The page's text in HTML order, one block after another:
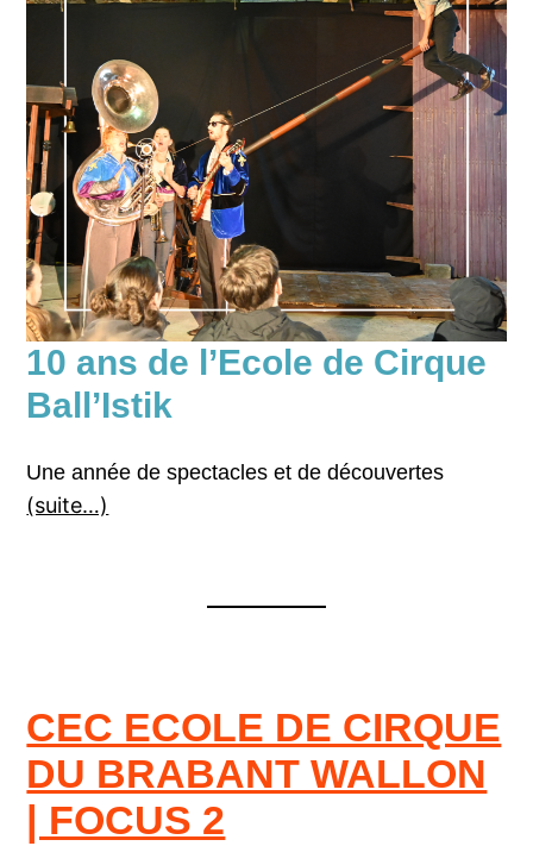
10 ans de l’Ecole de Cirque
Ball’Istik
Une année de spectacles et de découvertes
(suite…)
CEC ECOLE DE CIRQUE
DU BRABANT WALLON
| FOCUS 2